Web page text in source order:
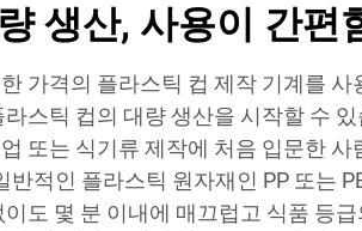
생산, 사용이 간편
가격의 플라스틱 컵 제작 기계를
라스틱 컵의 대량 생산을 시작할 수
또는 식기류 제작에 처음 입문한
반적인 플라스틱 원자재인 PP 또는
이도 몇 분 이내에 매끄럽고 식품 등